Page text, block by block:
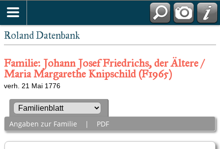
Roland Datenbank
Familie: Johann Josef Friedrichs, der Ältere /
Maria Margarethe Knipschild (F1965)
verh. 21 Mai 1776
Angaben zur Familie | PDF